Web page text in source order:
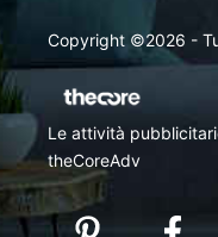
Copyright ©2026 -
Le attività
theCoreAdv